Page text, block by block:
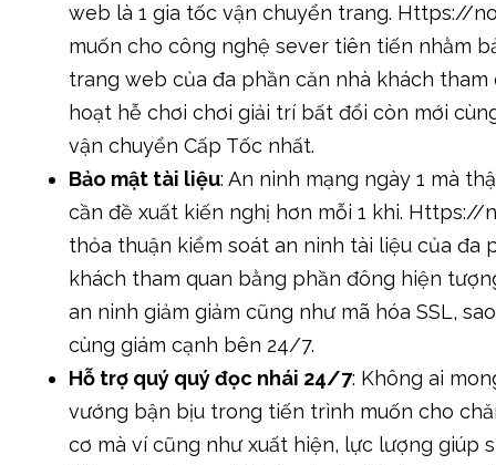
web là 1 gia tốc vận chuyển trang. Https://
muốn cho công nghệ sever tiên tiến nhằm
trang web của đa phần căn nhà khách tham
hoạt hễ chơi chơi giải trí bất đổi còn mới
vận chuyển Cấp Tốc nhất.
Bảo mật tài liệu: An ninh mạng ngày 1 mà
cần đề xuất kiến nghị hơn mỗi 1 khi. Https://
thỏa thuận kiểm soát an ninh tài liệu của đa
khách tham quan bằng phần đông hiện
an ninh giảm giảm cũng như mã hóa SSL,
cùng giám cạnh bên 24/7.
Hỗ trợ quý quý đọc nhái 24/7: Không ai
vướng bận bịu trong tiến trình muốn cho
cơ mà ví cũng như xuất hiện, lực lượng giúp